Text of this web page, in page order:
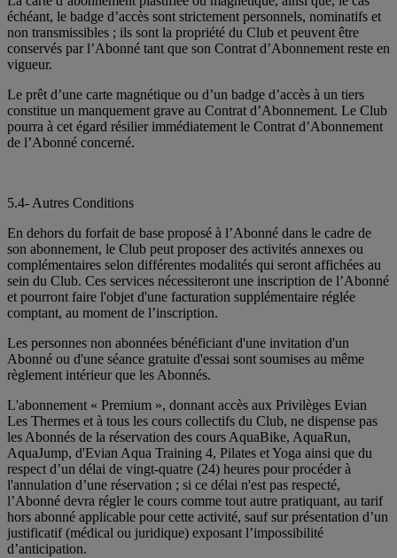
échéant, le badge d’accès sont strictement personnels, nominatifs et
non transmissibles ; ils sont la propriété du Club et peuvent être
conservés par l’Abonné tant que son Contrat d’Abonnement reste en
vigueur.
Le prêt d’une carte magnétique ou d’un badge d’accès à un tiers
constitue un manquement grave au Contrat d’Abonnement. Le Club
pourra à cet égard résilier immédiatement le Contrat d’Abonnement
de l’Abonné concerné.
5.4- Autres Conditions
En dehors du forfait de base proposé à l’Abonné dans le cadre de
son abonnement, le Club peut proposer des activités annexes ou
complémentaires selon différentes modalités qui seront affichées au
sein du Club. Ces services nécessiteront une inscription de l’Abonné
et pourront faire l'objet d'une facturation supplémentaire réglée
comptant, au moment de l’inscription.
Les personnes non abonnées bénéficiant d'une invitation d'un
Abonné ou d'une séance gratuite d'essai sont soumises au même
règlement intérieur que les Abonnés.
L'abonnement « Premium », donnant accès aux Privilèges Evian
Les Thermes et à tous les cours collectifs du Club, ne dispense pas
les Abonnés de la réservation des cours AquaBike, AquaRun,
AquaJump, d'Evian Aqua Training 4, Pilates et Yoga ainsi que du
respect d’un délai de vingt-quatre (24) heures pour procéder à
l'annulation d’une réservation ; si ce délai n'est pas respecté,
l’Abonné devra régler le cours comme tout autre pratiquant, au tarif
hors abonné applicable pour cette activité, sauf sur présentation d’un
justificatif (médical ou juridique) exposant l’impossibilité
d’anticipation.